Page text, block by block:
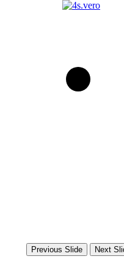
Previous Slide Next